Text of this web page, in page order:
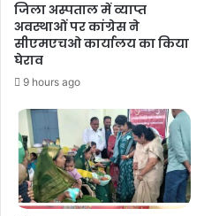
जिला अस्पताल में व्याप्त
अवस्थाओं पर कांग्रेस ने
सीएमएचओ कार्यालय का किया
घेराव
9 hours ago